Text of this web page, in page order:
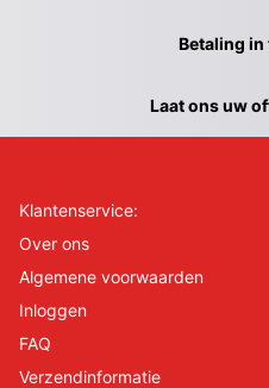
Betaling
Laat ons uw
Klantenservice:
Over ons
Algemene voorwaarden
Inloggen
FAQ
Verzendinformatie